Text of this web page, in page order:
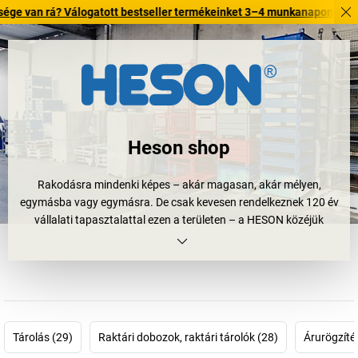
Válogatott bestseller termékeinket 3–4 munkanapon belül
Heson shop
Rakodásra mindenki képes – akár magasan, akár mélyen,
egymásba vagy egymásra. De csak kevesen rendelkeznek 120 év
vállalati tapasztalattal ezen a területen – a HESON közéjük
tartozik. A nagy hagyománnyal rendelkező cég megbízható
kivevő nyílással rendelkező, ill. alacsony szerkezeti magasságú
tárolókat. És ne felejtkezzünk el a zárt falú tárolókról sem. HESON
Tárolás (29) Raktári dobozok, raktári tárolók (28)